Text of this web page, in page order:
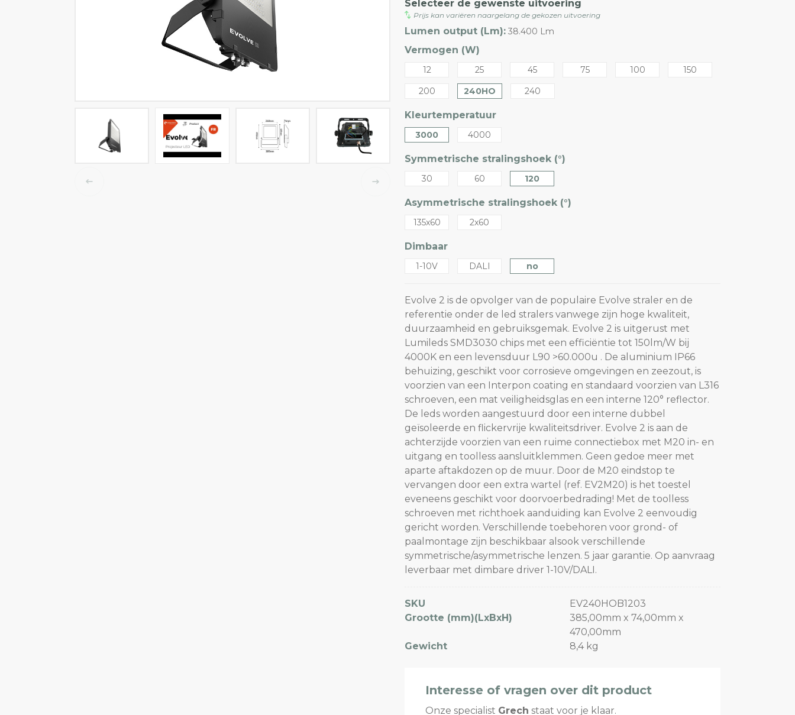
LED tracklights
Smartlighting
Half waterdichte armaturen
Plafond & wandarmaturen
Selecteer de gewenste uitvoering
Prijs kan variëren naargelang de gekozen uitvoering
Lumen output (Lm): 38.400 Lm
Vermogen (W)
12 25 45 75 100
150
200
240HO 240
Kleurtemperatuur
3000 4000
Symmetrische stralingshoek (°)
30 60 120
Asymmetrische stralingshoek (°)
135x60 2x60
Dimbaar
1-10V DALI no
Evolve 2 is de opvolger van de populaire Evolve straler en de
referentie onder de led stralers vanwege zijn hoge kwaliteit,
duurzaamheid en gebruiksgemak. Evolve 2 is uitgerust met
Lumileds SMD3030 chips met een efficiëntie tot 150lm/W bij
4000K en een levensduur L90 >60.000u . De aluminium IP66
behuizing, geschikt voor corrosieve omgevingen en zeezout, is
voorzien van een Interpon coating en standaard voorzien van L316
schroeven, een mat veiligheidsglas en een interne 120° reflector.
De leds worden aangestuurd door een interne dubbel
geïsoleerde en flickervrije kwaliteitsdriver. Evolve 2 is aan de
achterzijde voorzien van een ruime connectiebox met M20 in- en
uitgang en toolless aansluitklemmen. Geen gedoe meer met
aparte aftakdozen op de muur. Door de M20 eindstop te
vervangen door een extra wartel (ref. EV2M20) is het toestel
eveneens geschikt voor doorvoerbedrading! Met de toolless
schroeven met richthoek aanduiding kan Evolve 2 eenvoudig
gericht worden. Verschillende toebehoren voor grond- of
paalmontage zijn beschikbaar alsook verschillende
symmetrische/asymmetrische lenzen. 5 jaar garantie. Op aanvraag
leverbaar met dimbare driver 1-10V/DALI.
SKU
EV240HOB1203
Grootte (mm)(LxBxH)
385,00mm x 74,00mm x
470,00mm
Gewicht
8,4 kg
Interesse of vragen over dit product
Onze specialist Grech staat voor je klaar.